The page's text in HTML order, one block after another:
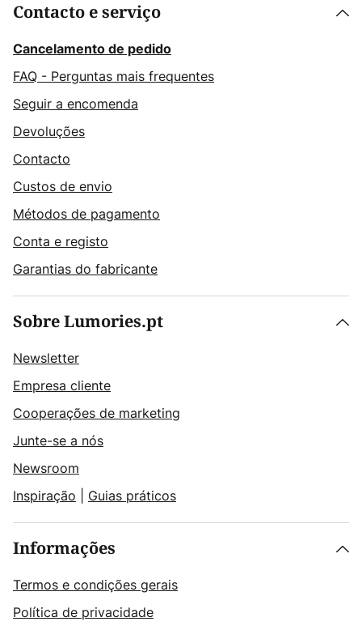
Contacto e serviço
Cancelamento de pedido
FAQ - Perguntas mais frequentes
Seguir a encomenda
Devoluções
Contacto
Custos de envio
Métodos de pagamento
Conta e registo
Garantias do fabricante
Sobre Lumories.pt
Newsletter
Empresa cliente
Cooperações de marketing
Junte-se a nós
Newsroom
Inspiração
Guias práticos
Informações
Termos e condições gerais
Política de privacidade